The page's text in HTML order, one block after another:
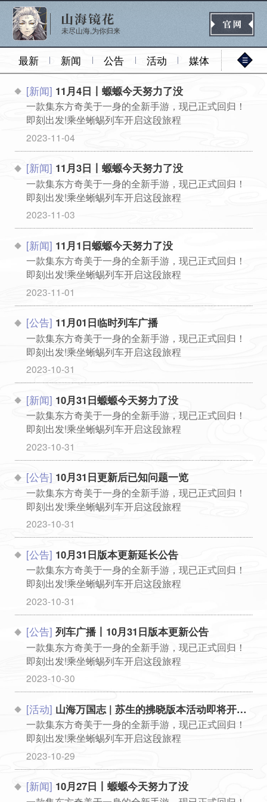
未尽山海,为你归来
最新 新闻 公告 活动 媒体
官网首页
新闻
热门 新手 进阶
[新闻] 11月4日丨螈螈今天努力了没
一款集东方奇美于一身的全新手游，现已正式回归！
即刻出发!乘坐蜥蜴列车开启这段旅程
...
2023-11-04
[新闻] 11月3日丨螈螈今天努力了没
一款集东方奇美于一身的全新手游，现已正式回归！
即刻出发!乘坐蜥蜴列车开启这段旅程
...
2023-11-03
[新闻] 11月1日螈螈今天努力了没
一款集东方奇美于一身的全新手游，现已正式回归！
即刻出发!乘坐蜥蜴列车开启这段旅程
...
2023-11-01
[公告] 11月01日临时列车广播
一款集东方奇美于一身的全新手游，现已正式回归！
即刻出发!乘坐蜥蜴列车开启这段旅程
...
2023-10-31
[新闻] 10月31日螈螈今天努力了没
一款集东方奇美于一身的全新手游，现已正式回归！
即刻出发!乘坐蜥蜴列车开启这段旅程
...
2023-10-31
[公告] 10月31日更新后已知问题一览
一款集东方奇美于一身的全新手游，现已正式回归！
即刻出发!乘坐蜥蜴列车开启这段旅程
...
2023-10-31
[公告] 10月31日版本更新延长公告
一款集东方奇美于一身的全新手游，现已正式回归！
即刻出发!乘坐蜥蜴列车开启这段旅程
...
2023-10-31
[公告] 列车广播丨10月31日版本更新公告
一款集东方奇美于一身的全新手游，现已正式回归！
即刻出发!乘坐蜥蜴列车开启这段旅程
...
2023-10-30
[活动] 山海万国志 | 苏生的拂晓版本活动即将开启！
一款集东方奇美于一身的全新手游，现已正式回归！
即刻出发!乘坐蜥蜴列车开启这段旅程
...
2023-10-29
[新闻] 10月27日丨螈螈今天努力了没